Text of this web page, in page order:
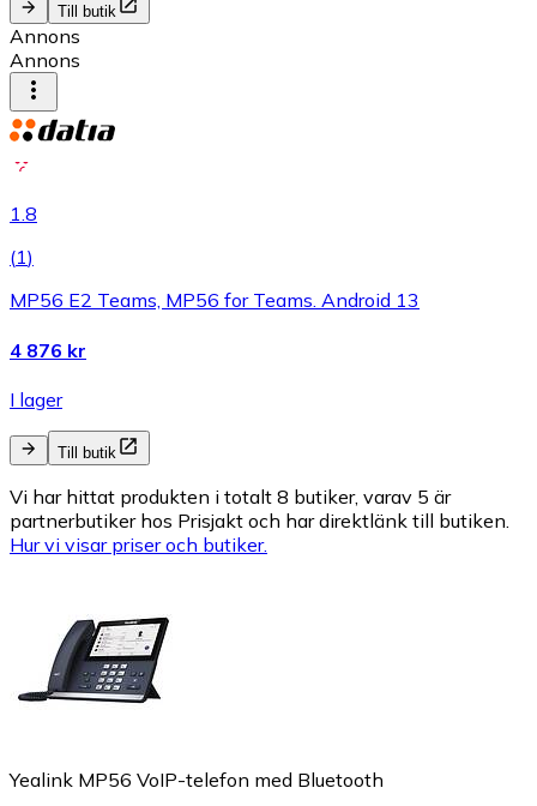
Till butik
Annons
Annons
1.8
(1)
MP56 E2 Teams, MP56 for Teams. Android 13
4 876 kr
I lager
Till butik
Vi har hittat produkten i totalt 8 butiker, varav 5 är
partnerbutiker hos Prisjakt och har direktlänk till butiken.
Hur vi visar priser och butiker.
Yealink MP56 VoIP-telefon med Bluetooth